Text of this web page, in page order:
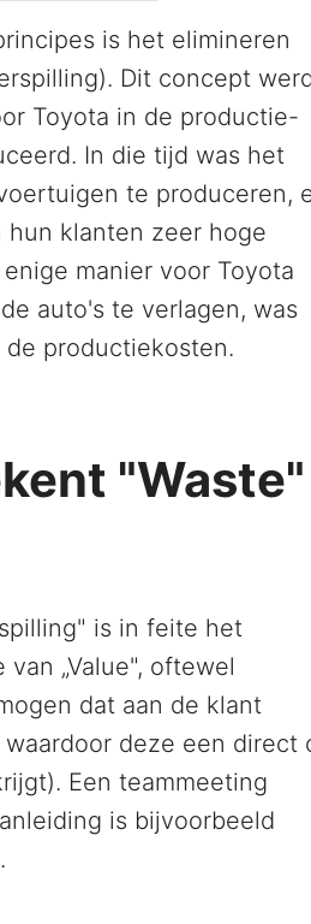
is het elimineren
Dit concept
Toyota in de productie-
In die tijd was het
te produceren,
hun klanten zeer hoge
manier voor Toyota
auto's te verlagen, was
productiekosten.
"Waste"
is in feite het
„Value", oftewel
dat aan de klant
deze een direct
Een teammeeting
is bijvoorbeeld